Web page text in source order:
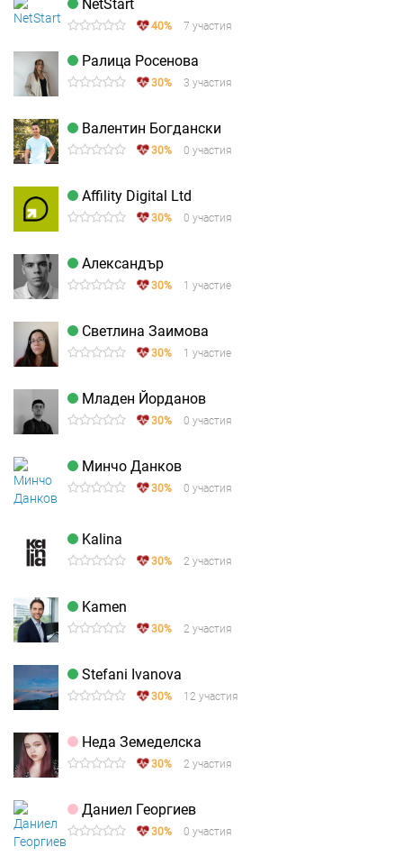
NetStart
40% 7 участия
Ралица Росенова
30% 3 участия
Валентин Богдански
30% 0 участия
Affility Digital Ltd
30% 0 участия
Александър
30% 1 участие
Светлина Заимова
30% 1 участие
Младен Йорданов
30% 0 участия
Минчо Данков
30% 0 участия
Kalina
30% 2 участия
Kamen
30% 2 участия
Stefani Ivanova
30% 12 участия
Неда Земеделска
30% 2 участия
Даниел Георгиев
30% 0 участия